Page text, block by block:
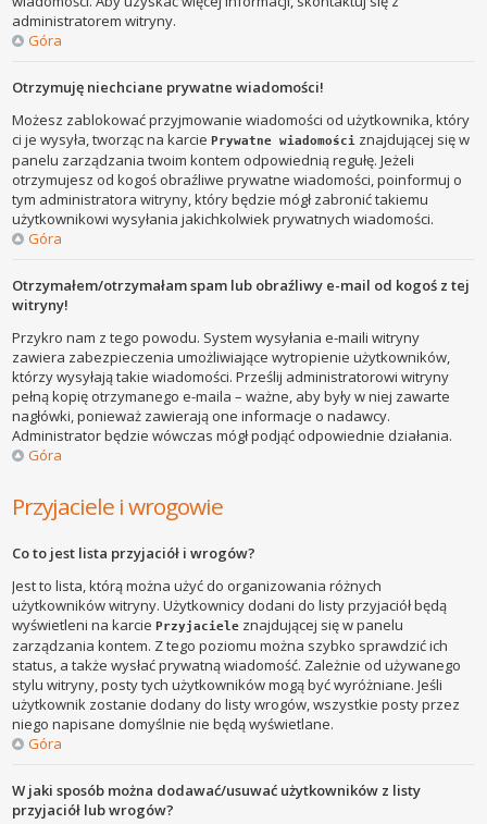
administratorem witryny.
Góra
Otrzymuję niechciane prywatne wiadomości!
Możesz zablokować przyjmowanie wiadomości od użytkownika, który
ci je wysyła, tworząc na karciePrywatne wiadomości znajdującej się w
panelu zarządzania twoim kontem odpowiednią regułę. Jeżeli
otrzymujesz od kogoś obraźliwe prywatne wiadomości, poinformuj o
tym administratora witryny, który będzie mógł zabronić takiemu
użytkownikowi wysyłania jakichkolwiek prywatnych wiadomości.
Góra
Otrzymałem/otrzymałam spam lub obraźliwy e-mail od kogoś z tej
witryny!
Przykro nam z tego powodu. System wysyłania e-maili witryny
zawiera zabezpieczenia umożliwiające wytropienie użytkowników,
którzy wysyłają takie wiadomości. Prześlij administratorowi witryny
pełną kopię otrzymanego e-maila – ważne, aby były w niej zawarte
nagłówki, ponieważ zawierają one informacje o nadawcy.
Administrator będzie wówczas mógł podjąć odpowiednie działania.
Góra
Przyjaciele i wrogowie
Co to jest lista przyjaciół i wrogów?
Jest to lista, którą można użyć do organizowania różnych
użytkowników witryny. Użytkownicy dodani do listy przyjaciół będą
wyświetleni na karciePrzyjaciele znajdującej się w panelu
zarządzania kontem. Z tego poziomu można szybko sprawdzić ich
status, a także wysłać prywatną wiadomość. Zależnie od używanego
stylu witryny, posty tych użytkowników mogą być wyróżniane. Jeśli
użytkownik zostanie dodany do listy wrogów, wszystkie posty przez
niego napisane domyślnie nie będą wyświetlane.
Góra
W jaki sposób można dodawać/usuwać użytkowników z listy
przyjaciół lub wrogów?